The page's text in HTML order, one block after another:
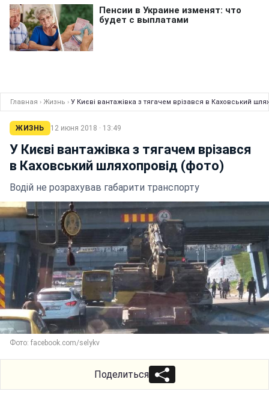
Главная › Жизнь › У Києві вантажівка з тягачем врізався в Каховський
ЖИЗНЬ 12 июня 2018 · 13:49
У Києві вантажівка з тягачем врізався
в Каховський шляхопровід (фото)
Водій не розрахував габарити транспорту
Фото: facebook.com/selykv
Поделиться